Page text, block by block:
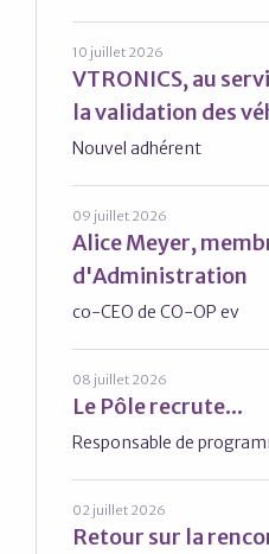
10 juillet 2026
VTRONICS, au
la validation des
Nouvel adhérent
09 juillet 2026
Alice Meyer,
d'Administration
co-CEO de CO-OP ev
08 juillet 2026
Le Pôle recrute...
Responsable de
02 juillet 2026
Retour sur la